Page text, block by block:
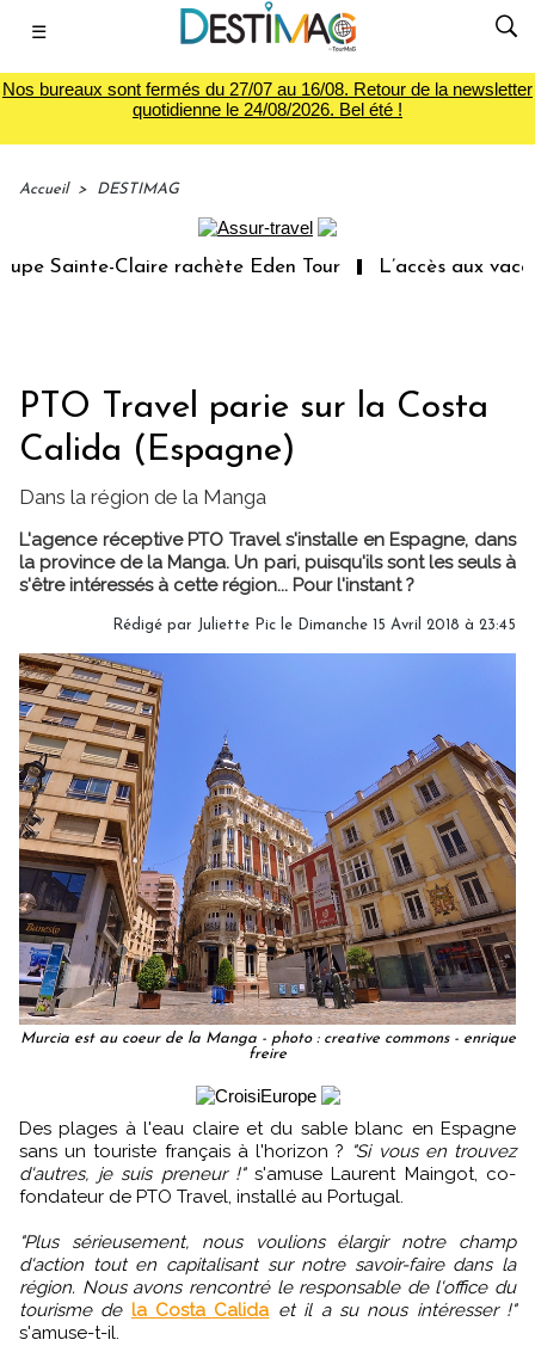
☰
Nos bureaux sont fermés du 27/07 au 16/08. Retour de la newsletter
quotidienne le 24/08/2026. Bel été !
Accueil > DESTIMAG
Sainte-Claire rachète Eden Tour L’accès aux
PTO Travel parie sur la Costa
Calida (Espagne)
Dans la région de la Manga
L'agence réceptive PTO Travel s'installe en Espagne, dans
la province de la Manga. Un pari, puisqu'ils sont les seuls à
s'être intéressés à cette région... Pour l'instant ?
Rédigé par Juliette Pic le Dimanche 15 Avril 2018 à 23:45
Murcia est au coeur de la Manga - photo : creative commons - enrique
freire
Des plages à l'eau claire et du sable blanc en Espagne
sans un touriste français à l'horizon ? "Si vous en trouvez
d'autres, je suis preneur !"s'amuse Laurent Maingot, co-
fondateur de PTO Travel, installé au Portugal.
"Plus sérieusement, nous voulions élargir notre champ
d'action tout en capitalisant sur notre savoir-faire dans la
région. Nous avons rencontré le responsable de l'office du
tourisme de la Costa Calida et il a su nous intéresser !"
s'amuse-t-il.